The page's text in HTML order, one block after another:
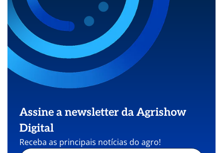
Assine a newsletter da Agrishow
Digital
Receba as principais notícias do agro!